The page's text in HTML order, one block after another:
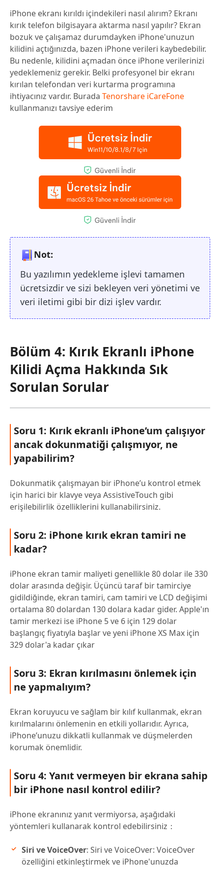
iPhone ekranı kırıldı içindekileri nasıl alırım? Ekranı
kırık telefon bilgisayara aktarma nasıl yapılır? Ekran
bozuk ve çalışamaz durumdayken iPhone'unuzun
kilidini açtığınızda, bazen iPhone verileri kaybedebilir.
Bu nedenle, kilidini açmadan önce iPhone verilerinizi
yedeklemeniz gerekir. Belki profesyonel bir ekranı
kırılan telefondan veri kurtarma programına
ihtiyacınız vardır. Burada Tenorshare iCareFone
kullanmanızı tavsiye ederim
Not:
Bu yazılımın yedekleme işlevi tamamen
ücretsizdir ve sizi bekleyen veri yönetimi ve
veri iletimi gibi bir dizi işlev vardır.
Bölüm 4: Kırık Ekranlı iPhone
Kilidi Açma Hakkında Sık
Sorulan Sorular
Soru 1: Kırık ekranlı iPhone’um çalışıyor
ancak dokunmatiği çalışmıyor, ne
yapabilirim?
Dokunmatik çalışmayan bir iPhone’u kontrol etmek
için harici bir klavye veya AssistiveTouch gibi
erişilebilirlik özelliklerini kullanabilirsiniz.
Soru 2: iPhone kırık ekran tamiri ne
kadar?
iPhone ekran tamir maliyeti genellikle 80 dolar ile 330
dolar arasında değişir. Üçüncü taraf bir tamirciye
gidildiğinde, ekran tamiri, cam tamiri ve LCD değişimi
ortalama 80 dolardan 130 dolara kadar gider. Apple'ın
tamir merkezi ise iPhone 5 ve 6 için 129 dolar
başlangıç fiyatıyla başlar ve yeni iPhone XS Max için
329 dolar'a kadar çıkar
Soru 3: Ekran kırılmasını önlemek için
ne yapmalıyım?
Ekran koruyucu ve sağlam bir kılıf kullanmak, ekran
kırılmalarını önlemenin en etkili yollarıdır. Ayrıca,
iPhone’unuzu dikkatli kullanmak ve düşmelerden
korumak önemlidir.
Soru 4: Yanıt vermeyen bir ekrana sahip
bir iPhone nasıl kontrol edilir?
iPhone ekranınız yanıt vermiyorsa, aşağıdaki
yöntemleri kullanarak kontrol edebilirsiniz：
Siri ve VoiceOver: Siri ve VoiceOver: VoiceOver
özelliğini etkinleştirmek ve iPhone'unuzda